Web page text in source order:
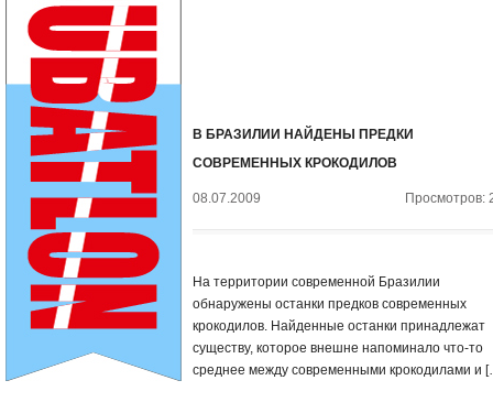
В БРАЗИЛИИ НАЙДЕНЫ ПРЕДКИ
СОВРЕМЕННЫХ КРОКОДИЛОВ
08.07.2009 Просмотров:
На территории современной Бразилии
обнаружены останки предков современных
крокодилов. Найденные останки принадлежат
существу, которое внешне напоминало что-то
среднее между современными крокодилами и